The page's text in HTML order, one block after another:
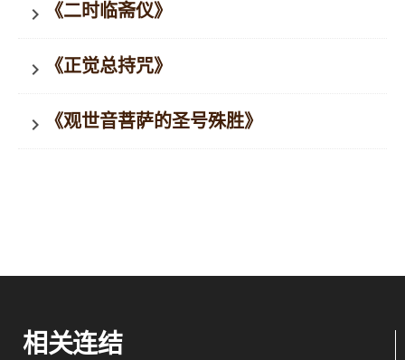
keyboard_arrow_right 《二时临斋仪》
keyboard_arrow_right 《正觉总持咒》
keyboard_arrow_right 《观世音菩萨的圣号殊胜》
相关连结